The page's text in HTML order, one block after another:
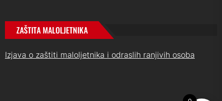
ZAŠTITA MALOLJETNIKA
Izjava o zaštiti maloljetnika i odraslih ranjivih osoba